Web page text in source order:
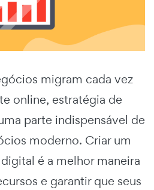
migram cada vez
online, estratégia de
parte indispensável de
moderno. Criar um
é a melhor maneira
e garantir que seus